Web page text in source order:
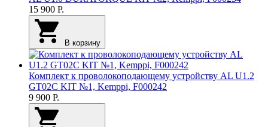
15 900 Р.
В корзину
Комплект к проволокоподающему устройству AL U1.2
GT02C KIT №1, Kemppi, F000242
9 900 Р.